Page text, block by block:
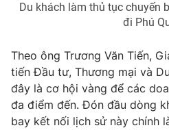
Du khách làm thủ tục chuyến
đi Phú
Theo ông Trương Văn Tiến,
tiến Đầu tư, Thương mại và
đây là cơ hội vàng để các
đa điểm đến. Đón đầu dòng
bay kết nối lịch sử này chính